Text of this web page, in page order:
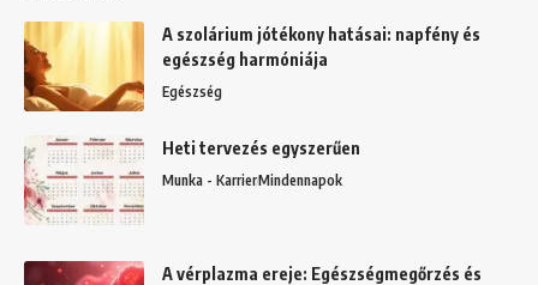
A szolárium jótékony hatásai: napfény és
egészség harmóniája
Egészség
Heti tervezés egyszerűen
Munka - KarrierMindennapok
A vérplazma ereje: Egészségmegőrzés és